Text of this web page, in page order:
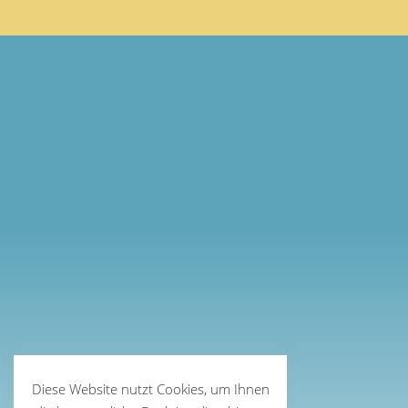
Diese Website nutzt Cookies, um Ihnen